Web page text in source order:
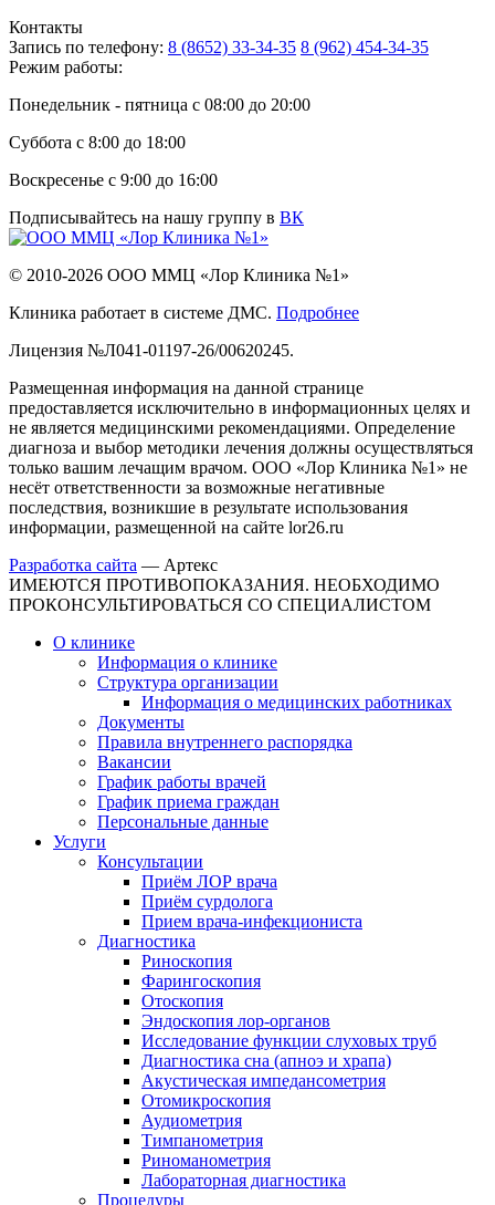
Контакты
Запись по телефону: 8 (8652) 33-34-35 8 (962) 454-34-35
Режим работы:
Понедельник - пятница с 08:00 до 20:00
Суббота с 8:00 до 18:00
Воскресенье с 9:00 до 16:00
Подписывайтесь на нашу группу в ВК
© 2010-2026 ООО ММЦ «Лор Клиника №1»
Клиника работает в системе ДМС. Подробнее
Лицензия №Л041-01197-26/00620245.
Размещенная информация на данной странице
предоставляется исключительно в информационных целях и
не является медицинскими рекомендациями. Определение
диагноза и выбор методики лечения должны осуществляться
только вашим лечащим врачом. ООО «Лор Клиника №1» не
несёт ответственности за возможные негативные
последствия, возникшие в результате использования
информации, размещенной на сайте lor26.ru
Разработка сайта — Артекс
ИМЕЮТСЯ ПРОТИВОПОКАЗАНИЯ. НЕОБХОДИМО
ПРОКОНСУЛЬТИРОВАТЬСЯ СО СПЕЦИАЛИСТОМ
О клинике
Информация о клинике
Структура организации
Информация о медицинских работниках
Документы
Правила внутреннего распорядка
Вакансии
График работы врачей
График приема граждан
Персональные данные
Услуги
Консультации
Приём ЛОР врача
Приём сурдолога
Прием врача-инфекциониста
Диагностика
Риноскопия
Фарингоскопия
Отоскопия
Эндоскопия лор-органов
Исследование функции слуховых труб
Диагностика сна (апноэ и храпа)
Акустическая импедансометрия
Отомикроскопия
Аудиометрия
Тимпанометрия
Риноманометрия
Лабораторная диагностика
Процедуры